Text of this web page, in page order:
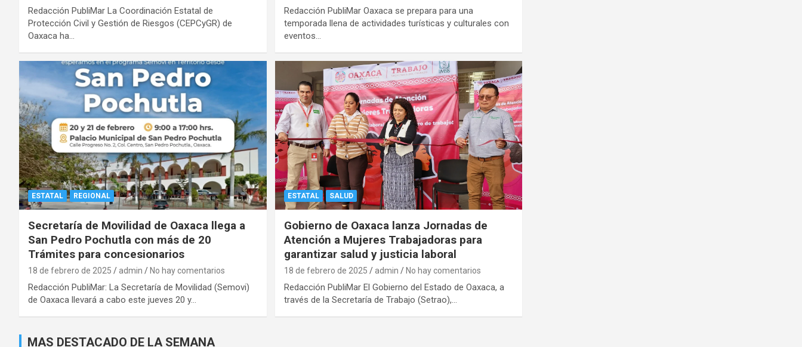
Redacción PubliMar La Coordinación Estatal de
Protección Civil y Gestión de Riesgos (CEPCyGR) de
Oaxaca ha…
Redacción PubliMar Oaxaca se prepara para una
temporada llena de actividades turísticas y culturales con
eventos…
ESTATAL REGIONAL
Secretaría de Movilidad de Oaxaca llega a
San Pedro Pochutla con más de 20
Trámites para concesionarios
18 de febrero de 2025 admin No hay comentarios
Redacción PubliMar: La Secretaría de Movilidad (Semovi)
de Oaxaca llevará a cabo este jueves 20 y…
ESTATAL SALUD
Gobierno de Oaxaca lanza Jornadas de
Atención a Mujeres Trabajadoras para
garantizar salud y justicia laboral
18 de febrero de 2025 admin No hay comentarios
Redacción PubliMar El Gobierno del Estado de Oaxaca, a
través de la Secretaría de Trabajo (Setrao),…
MAS DESTACADO DE LA SEMANA